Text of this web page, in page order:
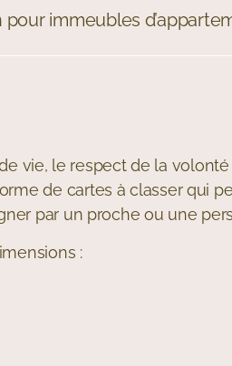
pour immeubles
vie, le respect de la
de cartes à classer qui
par un proche ou une
: